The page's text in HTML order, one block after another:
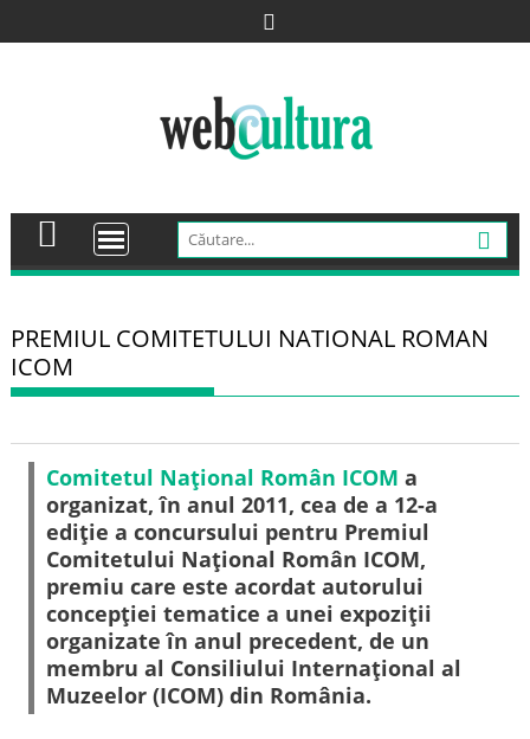
to
PREMIUL COMITETULUI NATIONAL ROMAN
ICOM
Comitetul Naţional Român ICOM a
organizat, în anul 2011, cea de a 12-a
ediţie a concursului pentru Premiul
Comitetului Naţional Român ICOM,
premiu care este acordat autorului
concepţiei tematice a unei expoziţii
organizate în anul precedent, de un
membru al Consiliului Internaţional al
Muzeelor (ICOM) din România.